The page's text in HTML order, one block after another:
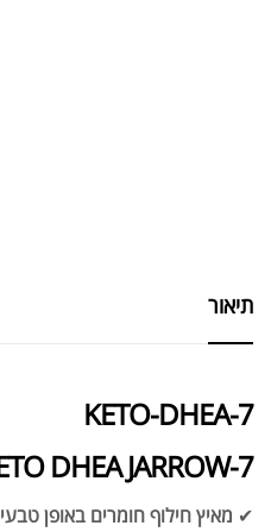
תיאור
7-KETO-DHEA
7-KETO DHEA JARROW – תוסף טבעי לתמיכה במטבוליזם ואיזון הורמונלי!
✔ מאיץ חילוף חומרים באופן טבעי